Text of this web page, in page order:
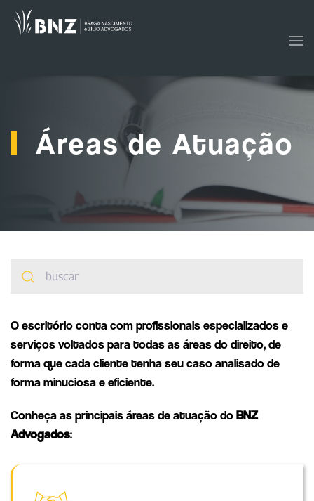
Áreas de Atuação
O escritório conta com profissionais especializados e
serviços voltados para todas as áreas do direito, de
forma que cada cliente tenha seu caso analisado de
forma minuciosa e eficiente.
Conheça as principais áreas de atuação doBNZ
Advogados: